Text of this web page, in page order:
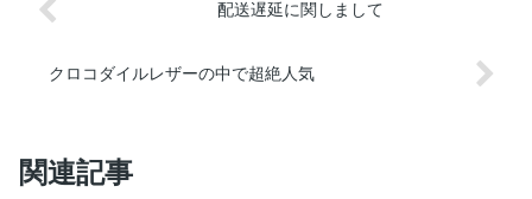
配送遅延に関しまして
クロコダイルレザーの中で超絶人気
関連記事